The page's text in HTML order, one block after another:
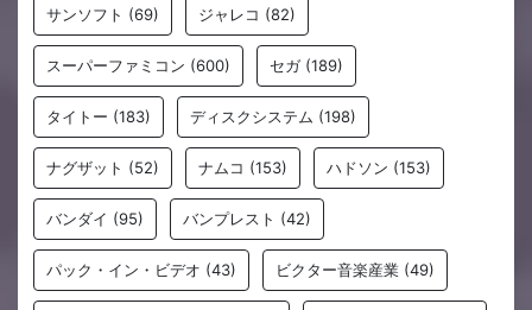
サンソフト (69) ジャレコ (82)
スーパーファミコン (600) セガ(189)
タイトー (183) ディスクシステム (198)
ナグザット (52) ナムコ (153) ハドソン (153)
バンダイ (95) バンプレスト (42)
パック・イン・ビデオ (43) ビクター音楽産業 (49)